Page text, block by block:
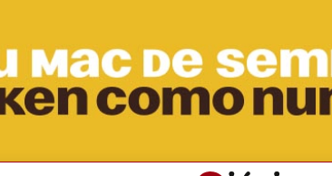
DMtv Revista Minha Gráfica DM